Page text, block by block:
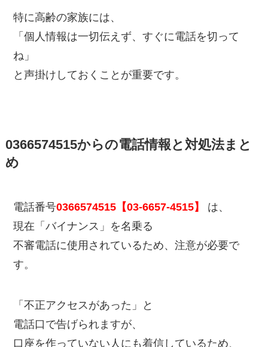
特に高齢の家族には、
「個人情報は一切伝えず、すぐに電話を切って
ね」
と声掛けしておくことが重要です。
0366574515からの電話情報と対処法まと
め
電話番号0366574515【03-6657-4515】
は、
現在「バイナンス」を名乗る
不審電話に使用されているため、注意が必要で
す。
「不正アクセスがあった」と
電話口で告げられますが、
口座を作っていない人にも着信しているため、